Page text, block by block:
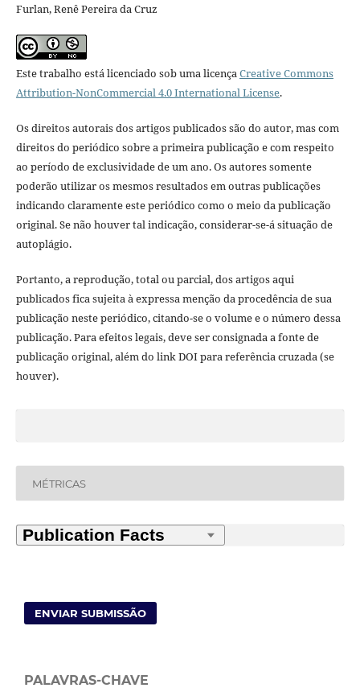
Furlan, Renê Pereira da Cruz
Este trabalho está licenciado sob uma licençaCreative Commons
Attribution-NonCommercial 4.0 International License.
Os direitos autorais dos artigos publicados são do autor, mas com
direitos do periódico sobre a primeira publicação e com respeito
ao período de exclusividade de um ano. Os autores somente
poderão utilizar os mesmos resultados em outras publicações
indicando claramente este periódico como o meio da publicação
original. Se não houver tal indicação, considerar-se-á situação de
autoplágio.
Portanto, a reprodução, total ou parcial, dos artigos aqui
publicados fica sujeita à expressa menção da procedência de sua
publicação neste periódico, citando-se o volume e o número dessa
publicação. Para efeitos legais, deve ser consignada a fonte de
publicação original, além do link DOI para referência cruzada (se
houver).
MÉTRICAS
ENVIAR SUBMISSÃO
PALAVRAS-CHAVE